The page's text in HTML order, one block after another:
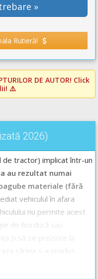
»
Rutieră!
DE AUTOR! Click
⚠️
2026)
de tractor) implicat într-un
au rezultat numai
materiale (fără
vehiculul în afara
nu permite acest
de bordură sau
ore de la producerea
de constatare.